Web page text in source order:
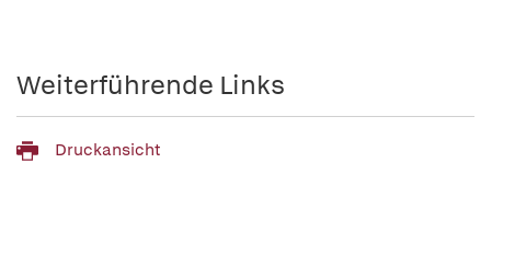
Weiterführende Links
Druckansicht